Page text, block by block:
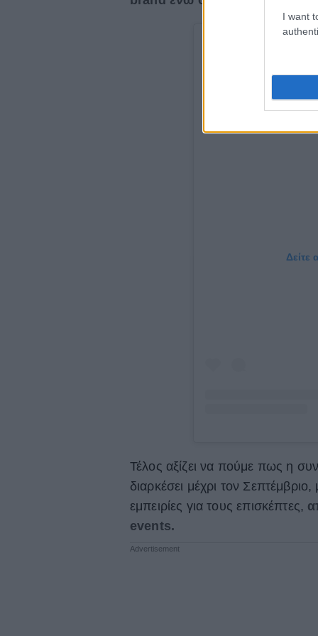
I want
Δείτε
Τέλος αξίζει να πούμε πως η
διαρκέσει μέχρι τον
εμπειρίες για τους επισκέπτες,
events.